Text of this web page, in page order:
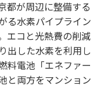
都が周辺に整備する
る水素パイプライン
エコと光熱費の削減
出した水素を利用し
料電池「エネファー
と両方をマンション